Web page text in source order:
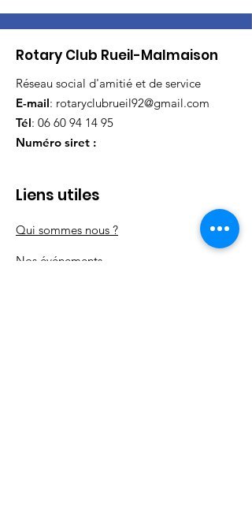
Rotary Club Rueil-Malmaison
Réseau social d'amitié et de service
E-mail: rotaryclubrueil92@gmail.com
Tél: 06 60 94 14 95
Numéro siret :
Liens utiles
Qui sommes nous ?
Nos événements